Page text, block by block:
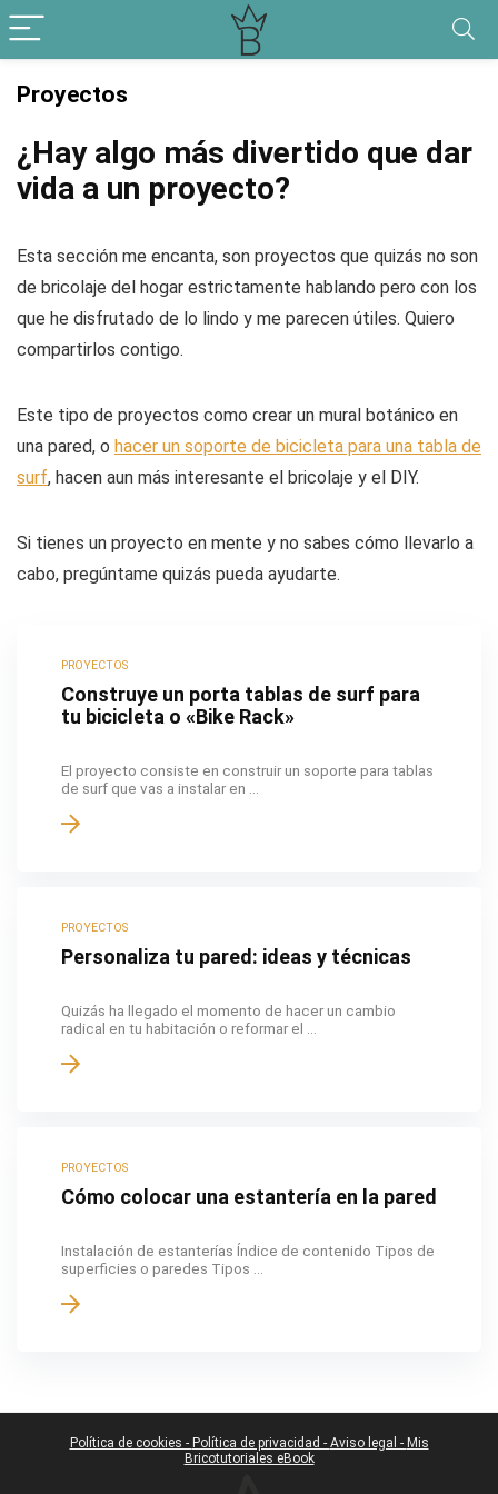
Proyectos
¿Hay algo más divertido que dar
vida a un proyecto?
Esta sección me encanta, son proyectos que quizás no son
de bricolaje del hogar estrictamente hablando pero con los
que he disfrutado de lo lindo y me parecen útiles. Quiero
compartirlos contigo.
Este tipo de proyectos como crear un mural botánico en
una pared, o hacer un soporte de bicicleta para una tabla de
surf, hacen aun más interesante el bricolaje y el DIY.
Si tienes un proyecto en mente y no sabes cómo llevarlo a
cabo, pregúntame quizás pueda ayudarte.
PROYECTOS
Construye un porta tablas de surf para
tu bicicleta o «Bike Rack»
El proyecto consiste en construir un soporte para tablas
de surf que vas a instalar en ...
PROYECTOS
Personaliza tu pared: ideas y técnicas
Quizás ha llegado el momento de hacer un cambio
radical en tu habitación o reformar el ...
PROYECTOS
Cómo colocar una estantería en la pared
Instalación de estanterías Índice de contenido Tipos de
superficies o paredes Tipos ...
Política de cookies - Política de privacidad - Aviso legal - Mis
Bricotutoriales eBook